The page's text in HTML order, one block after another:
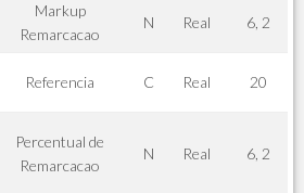
Markup
Remarcacao
N Real 6, 2
Referencia C Real 20
Percentual de
Remarcacao
N Real 6, 2